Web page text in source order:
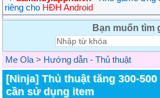
riêng cho HĐH Android
Bạn muốn tìm
Me Ola > Hướng dẫn - Thủ thuật
[Ninja] Thủ thuật tăng 300-500
cần sử dụng item